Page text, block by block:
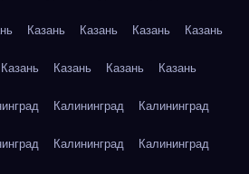
Казань Казань Казань Казань
Казань Казань Казань Казань
Калининград Калининград
Калининград Калининград